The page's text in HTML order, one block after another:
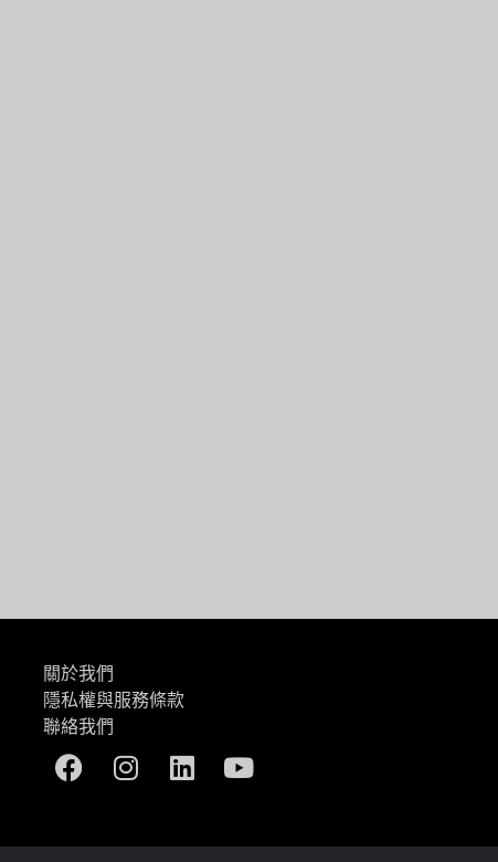
關於我們
隱私權與服務條款
聯絡我們
Facebook
Instagram
LinkedinYoutube